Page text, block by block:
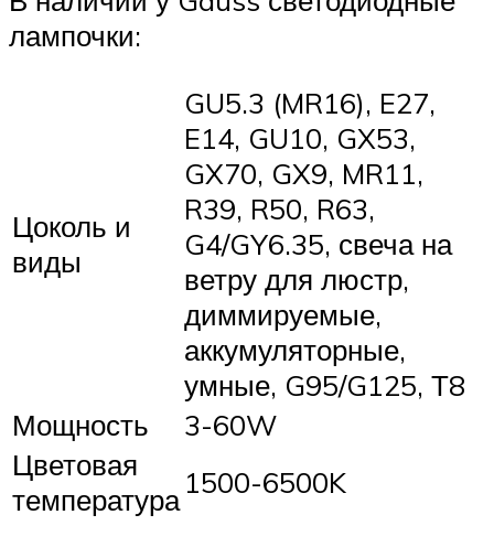
лампочки:
Цоколь и
виды
GU5.3 (MR16), E27,
E14, GU10, GX53,
GX70, GX9, MR11,
R39, R50, R63,
G4/GY6.35, свеча на
ветру для люстр,
диммируемые,
аккумуляторные,
умные, G95/G125, Т8
Мощность
3-60W
Цветовая
температура 1500-6500K